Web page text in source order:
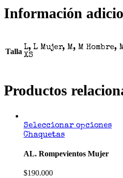
Información
Talla L, L Mujer, M, M Hombre,
XS
Productos
Seleccionar opciones
Chaquetas
AL. Rompevientos Mujer
$190.000